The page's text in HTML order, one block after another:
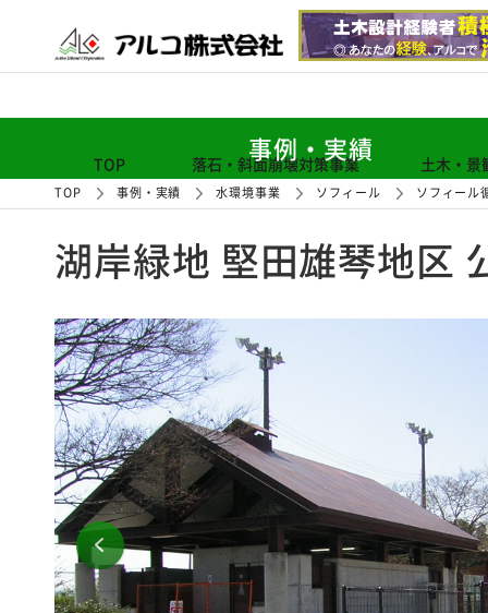
TOP 落石・斜面崩壊対策事業 土木・景
事例・実績
TOP 事例・実績 水環境事業 ソフィール ソフィール
湖岸緑地 堅田雄琴地区